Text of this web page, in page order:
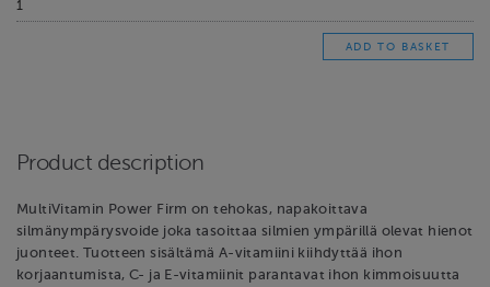
Product description
MultiVitamin Power Firm on tehokas, napakoittava
silmänympärysvoide joka tasoittaa silmien ympärillä olevat hienot
juonteet. Tuotteen sisältämä A-vitamiini kiihdyttää ihon
korjaantumista, C- ja E-vitamiinit parantavat ihon kimmoisuutta